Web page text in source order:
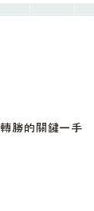
勝的關鍵一手